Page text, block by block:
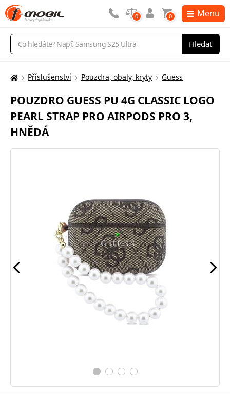
Vyhledávání
Hledat
0 0 Menu
Zde
nacházíte:
Příslušenství Pouzdra, obaly, kryty Guess
POUZDRO GUESS PU 4G CLASSIC LOGO
PEARL STRAP PRO AIRPODS PRO 3,
HNĚDÁ